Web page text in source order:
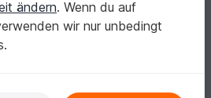
ändern. Wenn du auf
wir nur unbedingt